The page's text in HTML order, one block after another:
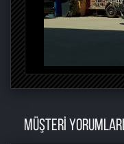
MÜŞTERİ YORUMLARI